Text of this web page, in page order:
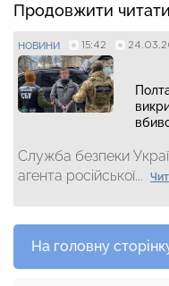
Продовжити читати
НОВИНИ 15:42
Служба безпеки
агента російської...
На головну